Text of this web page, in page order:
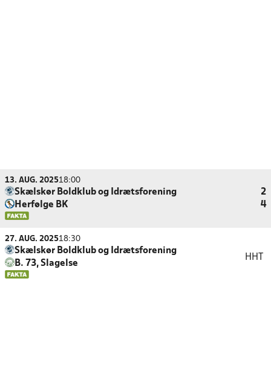
13. AUG. 202518:00
Skælskør Boldklub og Idrætsforening
2
Herfølge BK
4
27. AUG. 202518:30
Skælskør Boldklub og Idrætsforening
B. 73, Slagelse
HHT